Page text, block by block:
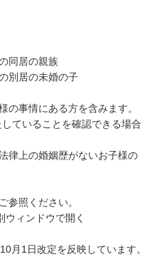
同居の親族
別居の未婚の子
事情にある方を含みます。
ていることを確認できる場合
律上の婚姻歴がないお子様の
参照ください。
月1日改定を反映しています。